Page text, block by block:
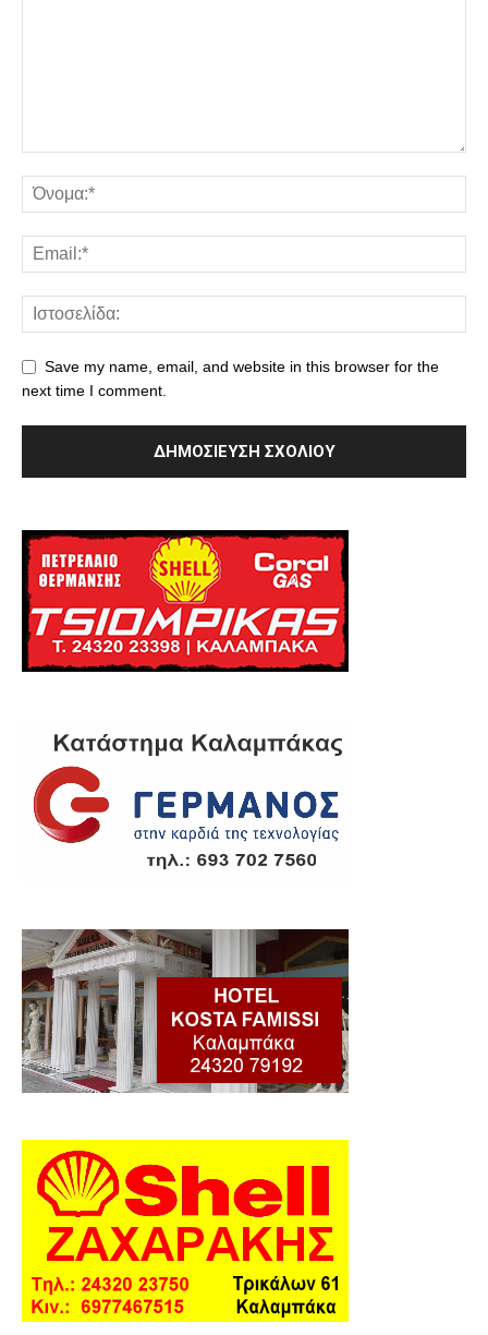
Save my name, email, and website in this browser for the
next time I comment.